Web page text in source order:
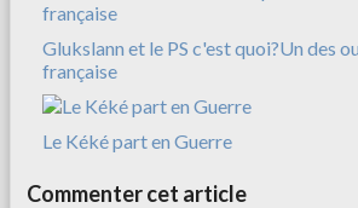
Glukslann et le PS c'est quoi?Un des
française
Le Kéké part en Guerre
Commenter cet article